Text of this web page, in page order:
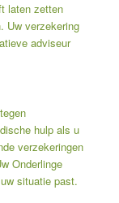
laten zetten
Uw verzekering
adviseur
hulp als u
verzekeringen
Onderlinge
situatie past.